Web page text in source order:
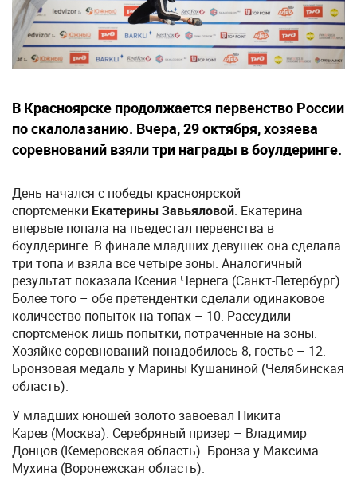
В Красноярске продолжается первенство России
по скалолазанию. Вчера, 29 октября, хозяева
соревнований взяли три награды в боулдеринге.
День начался с победы красноярской
спортсменки Екатерины Завьяловой. Екатерина
впервые попала на пьедестал первенства в
боулдеринге. В финале младших девушек она сделала
три топа и взяла все четыре зоны. Аналогичный
результат показала Ксения Чернега (Санкт-Петербург).
Более того – обе претендентки сделали одинаковое
количество попыток на топах – 10. Рассудили
спортсменок лишь попытки, потраченные на зоны.
Хозяйке соревнований понадобилось 8, гостье – 12.
Бронзовая медаль у Марины Кушаниной (Челябинская
область).
У младших юношей золото завоевал Никита
Карев (Москва). Серебряный призер – Владимир
Донцов (Кемеровская область). Бронза у Максима
Мухина (Воронежская область).